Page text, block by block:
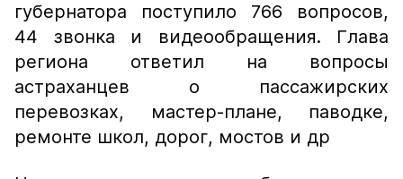
губернатора поступило 766 вопросов,
44 звонка и видеообращения. Глава
региона ответил на вопросы
астраханцев о пассажирских
перевозках, мастер-плане, паводке,
ремонте школ, дорог, мостов и др